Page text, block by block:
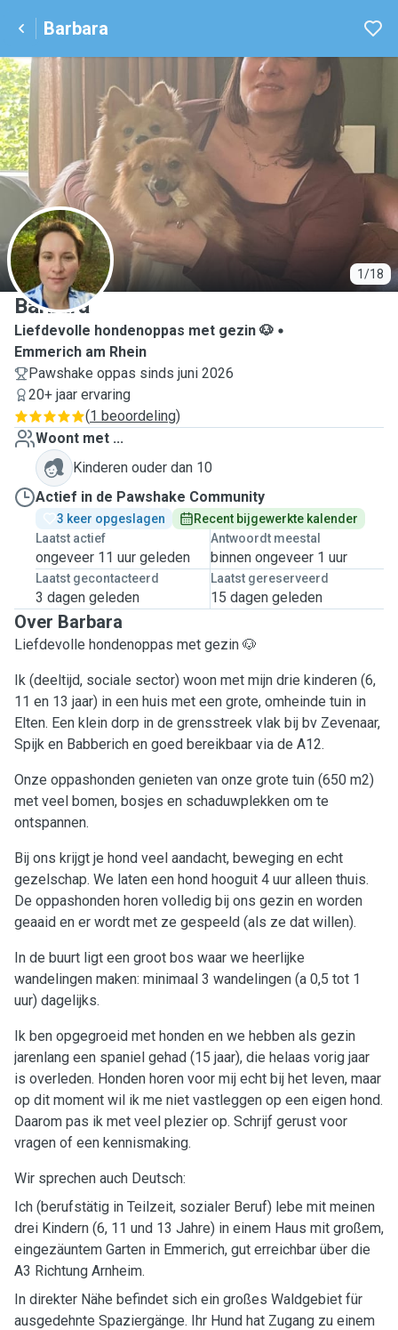
Barbara
1/18
B
Barbara
Liefdevolle hondenoppas met gezin 🐶
Emmerich am Rhein
Pawshake oppas sinds juni 2026
20+ jaar ervaring
(1 beoordeling)
Woont met ...
Kinderen ouder dan 10
Actief in de Pawshake Community
3 keer opgeslagen
Recent bijgewerkte kalender
Laatst actief
ongeveer 11 uur geleden
Antwoordt meestal
binnen ongeveer 1 uur
Laatst gecontacteerd
3 dagen geleden
Laatst gereserveerd
15 dagen geleden
Over Barbara
Liefdevolle hondenoppas met gezin 🐶
Ik (deeltijd, sociale sector) woon met mijn drie kinderen (6,
11 en 13 jaar) in een huis met een grote, omheinde tuin in
Elten. Een klein dorp in de grensstreek vlak bij bv Zevenaar,
Spijk en Babberich en goed bereikbaar via de A12.
Onze oppashonden genieten van onze grote tuin (650 m2)
met veel bomen, bosjes en schaduwplekken om te
ontspannen.
Bij ons krijgt je hond veel aandacht, beweging en echt
gezelschap. We laten een hond hooguit 4 uur alleen thuis.
De oppashonden horen volledig bij ons gezin en worden
geaaid en er wordt met ze gespeeld (als ze dat willen).
In de buurt ligt een groot bos waar we heerlijke
wandelingen maken: minimaal 3 wandelingen (a 0,5 tot 1
uur) dagelijks.
Ik ben opgegroeid met honden en we hebben als gezin
jarenlang een spaniel gehad (15 jaar), die helaas vorig jaar
is overleden. Honden horen voor mij echt bij het leven, maar
op dit moment wil ik me niet vastleggen op een eigen hond.
Daarom pas ik met veel plezier op. Schrijf gerust voor
vragen of een kennismaking.
Wir sprechen auch Deutsch:
Ich (berufstätig in Teilzeit, sozialer Beruf) lebe mit meinen
drei Kindern (6, 11 und 13 Jahre) in einem Haus mit großem,
eingezäuntem Garten in Emmerich, gut erreichbar über die
A3 Richtung Arnheim.
In direkter Nähe befindet sich ein großes Waldgebiet für
ausgedehnte Spaziergänge. Ihr Hund hat Zugang zu einem